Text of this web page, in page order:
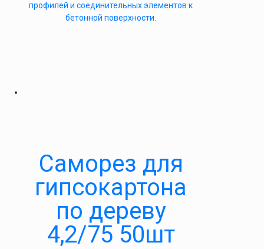
профилей и соединительных элементов к
бетонной поверхности.
Саморез для
гипсокартона
по дереву
4,2/75 50шт